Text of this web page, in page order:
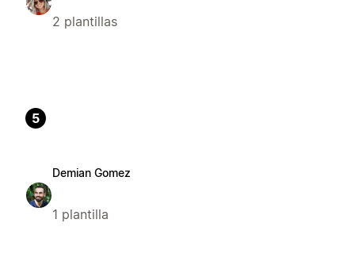
2 plantillas
5
Demian Gomez
1 plantilla